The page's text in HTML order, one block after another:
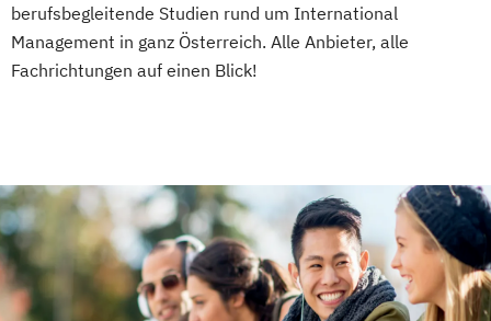
berufsbegleitende Studien rund um International
Management in ganz Österreich. Alle Anbieter, alle
Fachrichtungen auf einen Blick!